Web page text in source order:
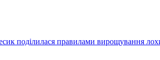
поділилася правилами вирощування